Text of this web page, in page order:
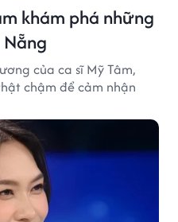
khám phá những
của ca sĩ Mỹ Tâm,
chậm để cảm nhận